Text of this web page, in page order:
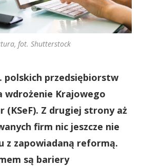
fot. Shutterstock
polskich przedsiębiorstw
wdrożenie Krajowego
(KSeF). Z drugiej strony aż
firm nic jeszcze nie
z zapowiadaną reformą.
są bariery